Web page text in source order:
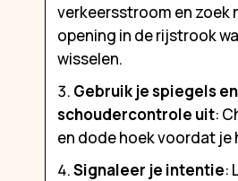
verkeersstroom en zoek
opening in de rijstrook
wisselen.
Gebruik je spiegels
schoudercontrole uit:
en dode hoek voordat je
Signaleer je intentie: